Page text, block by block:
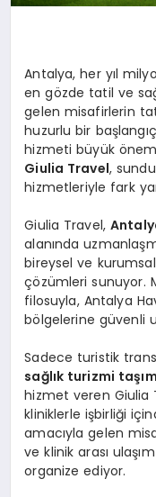
Antalya, her yıl
en gözde tatil ve
gelen misafirlerin
huzurlu bir
hizmeti büyük
Giulia Travel,
hizmetleriyle fark
Giulia Travel,
alanında
bireysel ve
çözümleri sunuyor.
filosuyla, Antalya
bölgelerine güvenli
Sadece turistik
sağlık turizmi
hizmet veren Giulia
kliniklerle işbirliği
amacıyla gelen
ve klinik arası
organize ediyor.